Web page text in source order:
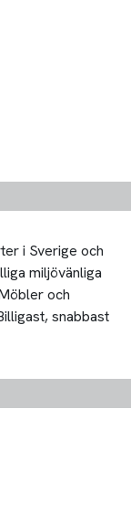
i Sverige och
miljövänliga
och
snabbast